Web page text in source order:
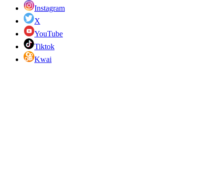
Instagram
X
YouTube
Tiktok
Kwai